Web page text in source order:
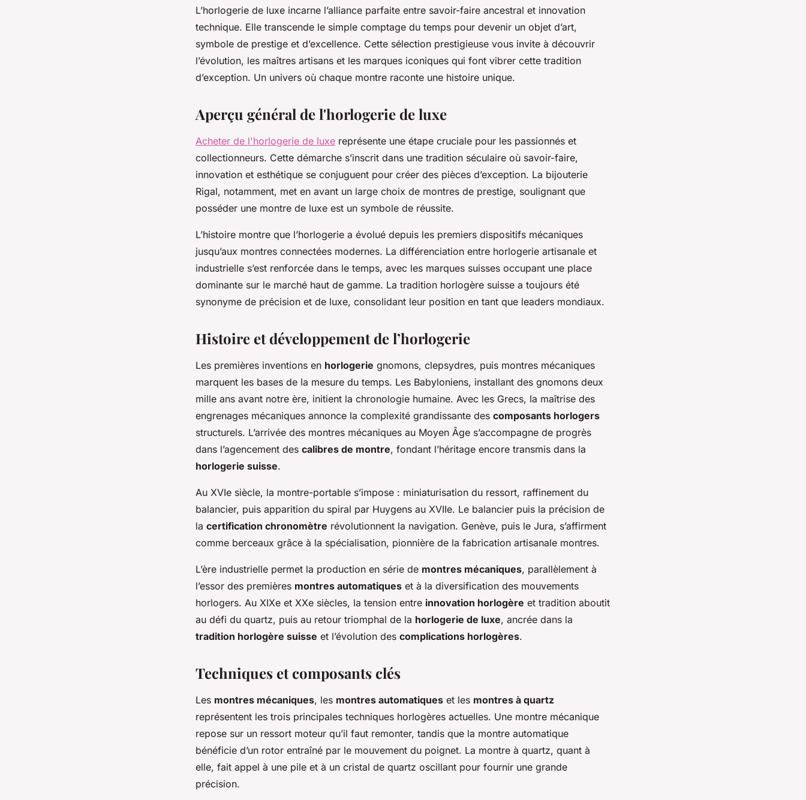
Sélection prestigieuse : l'horlogerie de
luxe à portée de main
L’horlogerie de luxe incarne l’alliance parfaite entre savoir-faire ancestral et innovation
technique. Elle transcende le simple comptage du temps pour devenir un objet d’art,
symbole de prestige et d’excellence. Cette sélection prestigieuse vous invite à découvrir
l’évolution, les maîtres artisans et les marques iconiques qui font vibrer cette tradition
d’exception. Un univers où chaque montre raconte une histoire unique.
Aperçu général de l'horlogerie de luxe
Acheter de l'horlogerie de luxe représente une étape cruciale pour les passionnés et
collectionneurs. Cette démarche s’inscrit dans une tradition séculaire où savoir-faire,
innovation et esthétique se conjuguent pour créer des pièces d’exception. La bijouterie
Rigal, notamment, met en avant un large choix de montres de prestige, soulignant que
posséder une montre de luxe est un symbole de réussite.
L’histoire montre que l’horlogerie a évolué depuis les premiers dispositifs mécaniques
jusqu’aux montres connectées modernes. La différenciation entre horlogerie artisanale et
industrielle s’est renforcée dans le temps, avec les marques suisses occupant une place
dominante sur le marché haut de gamme. La tradition horlogère suisse a toujours été
synonyme de précision et de luxe, consolidant leur position en tant que leaders mondiaux.
Histoire et développement de l’horlogerie
Les premières inventions en horlogerie gnomons, clepsydres, puis montres mécaniques
marquent les bases de la mesure du temps. Les Babyloniens, installant des gnomons deux
mille ans avant notre ère, initient la chronologie humaine. Avec les Grecs, la maîtrise des
engrenages mécaniques annonce la complexité grandissante des composants horlogers
structurels. L’arrivée des montres mécaniques au Moyen Âge s’accompagne de progrès
dans l’agencement des calibres de montre, fondant l’héritage encore transmis dans la
horlogerie suisse.
Au XVIe siècle, la montre-portable s’impose : miniaturisation du ressort, raffinement du
balancier, puis apparition du spiral par Huygens au XVIIe. Le balancier puis la précision de
la certification chronomètre révolutionnent la navigation. Genève, puis le Jura, s’affirment
comme berceaux grâce à la spécialisation, pionnière de la fabrication artisanale montres.
L’ère industrielle permet la production en série de montres mécaniques, parallèlement à
l’essor des premières montres automatiques et à la diversification des mouvements
horlogers. Au XIXe et XXe siècles, la tension entre innovation horlogère et tradition aboutit
au défi du quartz, puis au retour triomphal de la horlogerie de luxe, ancrée dans la
tradition horlogère suisse et l’évolution des complications horlogères.
Techniques et composants clés
Les montres mécaniques, les montres automatiques et les montres à quartz
représentent les trois principales techniques horlogères actuelles. Une montre mécanique
repose sur un ressort moteur qu’il faut remonter, tandis que la montre automatique
bénéficie d’un rotor entraîné par le mouvement du poignet. La montre à quartz, quant à
elle, fait appel à une pile et à un cristal de quartz oscillant pour fournir une grande
précision.